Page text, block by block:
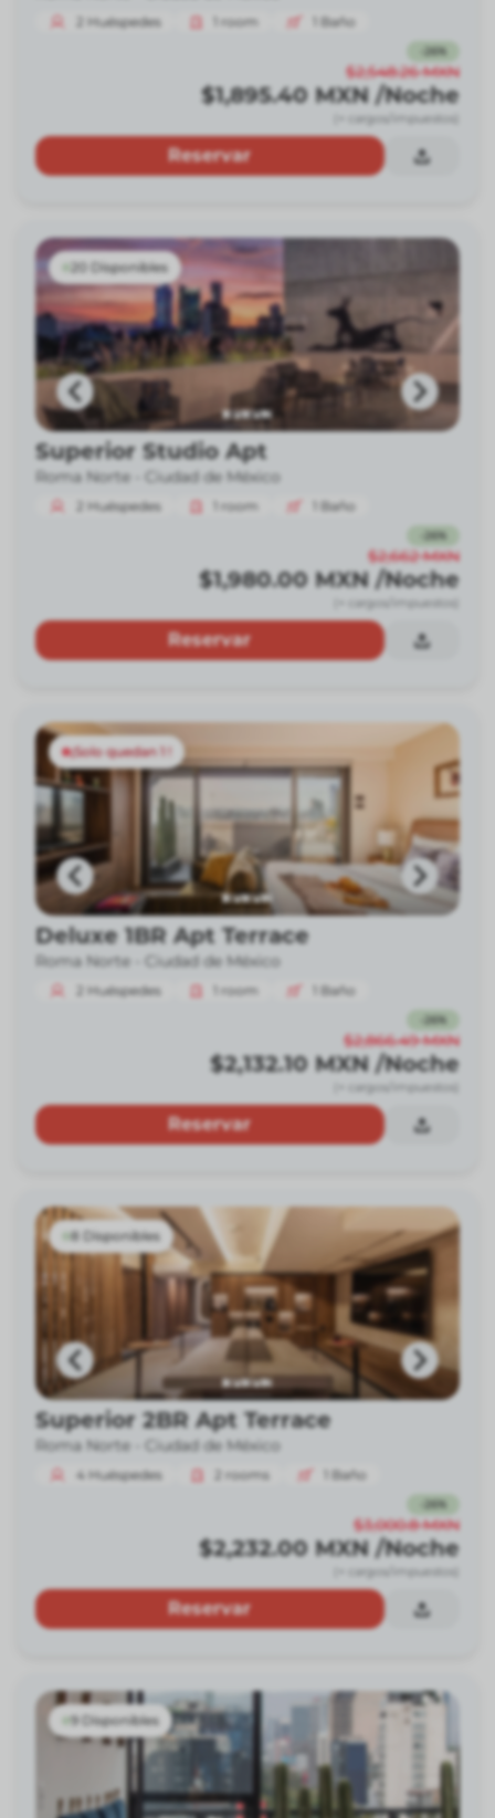
2 Huéspedes room Baño
26%
$2,548.26 MXN
$1,895.40 MXN /Noche
(+ cargos/impuestos)
Reservar
20 Disponibles
Superior Studio Apt
Roma Norte - Ciudad de México
2 Huéspedes room Baño
26%
$2,662 MXN
$1,980.00 MXN /Noche
(+ cargos/impuestos)
Reservar
¡Solo quedan 1 !
Deluxe 1BR Apt Terrace
Roma Norte - Ciudad de México
2 Huéspedes room Baño
26%
$2,866.49 MXN
$2,132.10 MXN /Noche
(+ cargos/impuestos)
Reservar
8 Disponibles
Superior 2BR Apt Terrace
Roma Norte - Ciudad de México
4 Huéspedes 2 rooms Baño
26%
$3,000.8 MXN
$2,232.00 MXN /Noche
(+ cargos/impuestos)
Reservar
9 Disponibles